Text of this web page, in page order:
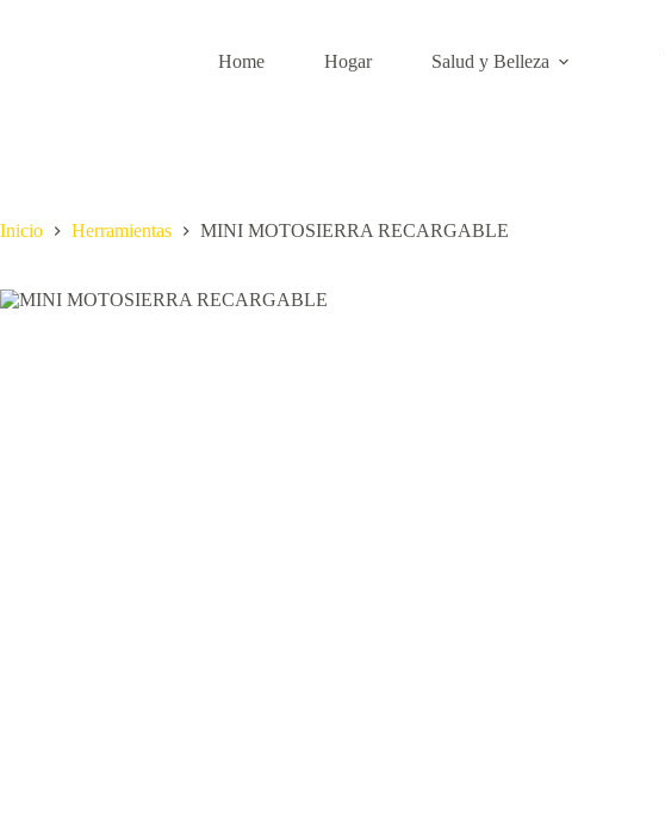
Home Hogar Salud y Belleza
Inicio Herramientas MINI MOTOSIERRA RECARGABLE